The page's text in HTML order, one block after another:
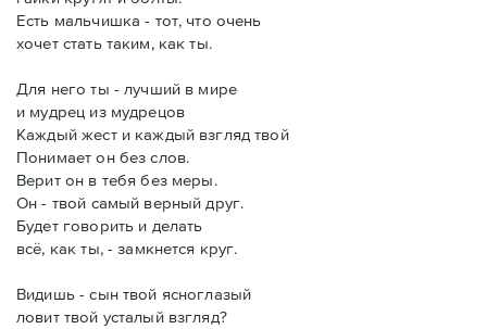
Есть мальчишка - тот, что очень
хочет стать таким, как ты.
Для него ты - лучший в мире
и мудрец из мудрецов
Каждый жест и каждый взгляд твой
Понимает он без слов.
Верит он в тебя без меры.
Он - твой самый верный друг.
Будет говорить и делать
всё, как ты, - замкнется круг.
Видишь - сын твой ясноглазый
ловит твой усталый взгляд?